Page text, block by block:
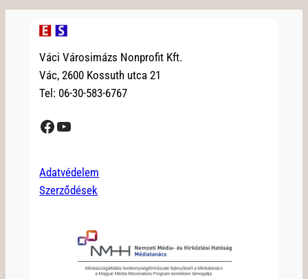
Váci Városimázs Nonprofit Kft.
Vác, 2600 Kossuth utca 21
Tel: 06-30-583-6767
Facebook YouTube
Adatvédelem
Szerződések